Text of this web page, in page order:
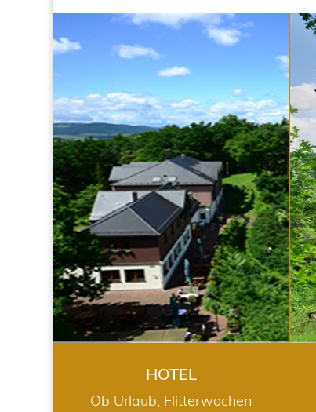
HOTEL
HOTEL
Ob Urlaub, Flitterwochen